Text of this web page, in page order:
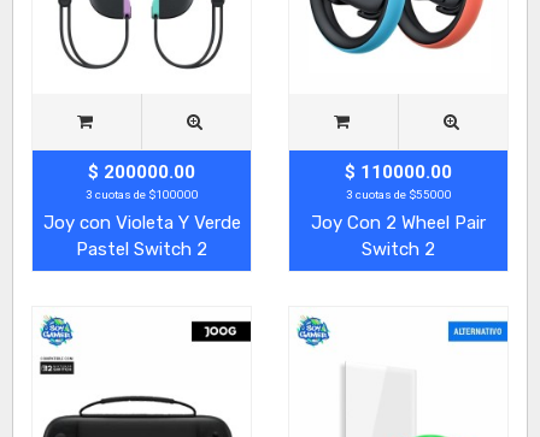
$ 200000.00
3 cuotas de $100000
Joy con Violeta Y Verde
Pastel Switch 2
$ 110000.00
3 cuotas de $55000
Joy Con 2 Wheel Pair
Switch 2